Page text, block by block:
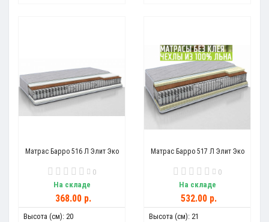
Матрас Барро 516 Л Элит Эко
0
На складе
368.00 р.
Высота (см): 20
Матрас Барро 517 Л Элит Эко
0
На складе
532.00 р.
Высота (см): 21